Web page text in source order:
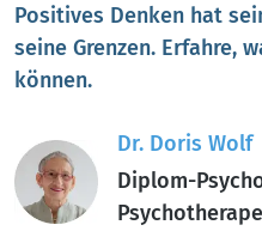
Positives Denken hat
seine Grenzen. Erfahre,
können.
Dr. Doris Wolf
Diplom-